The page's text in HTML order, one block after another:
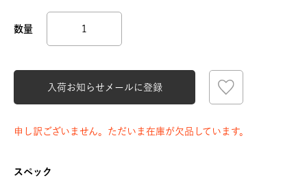
入荷お知らせメールに登録
申し訳ございません。ただいま在庫が欠品しています。
スペック